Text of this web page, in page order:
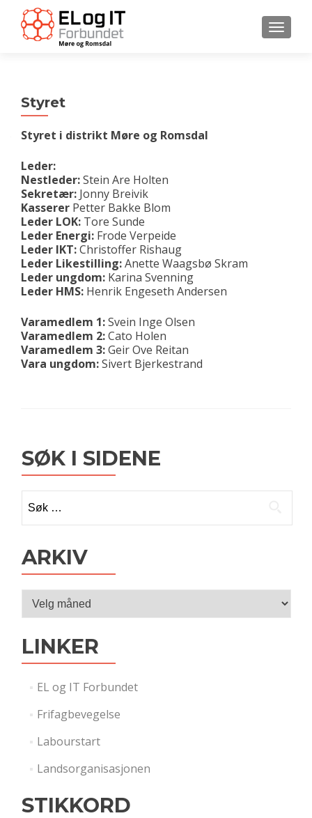
Styret
Styret i distrikt Møre og Romsdal
Leder:
Nestleder:Stein Are Holten
Sekretær: Jonny Breivik
Kasserer Petter Bakke Blom
Leder LOK: Tore Sunde
Leder Energi: Frode Verpeide
Leder IKT:Christoffer Rishaug
Leder Likestilling:Anette Waagsbø Skram
Leder ungdom: Karina Svenning
Leder HMS: Henrik Engeseth Andersen
Varamedlem 1:Svein Inge Olsen
Varamedlem 2:Cato Holen
Varamedlem 3:Geir Ove Reitan
Vara ungdom:Sivert Bjerkestrand
SØK I SIDENE
etter:
ARKIV
Arkiv
LINKER
EL og IT Forbundet
Frifagbevegelse
Labourstart
Landsorganisasjonen
STIKKORD